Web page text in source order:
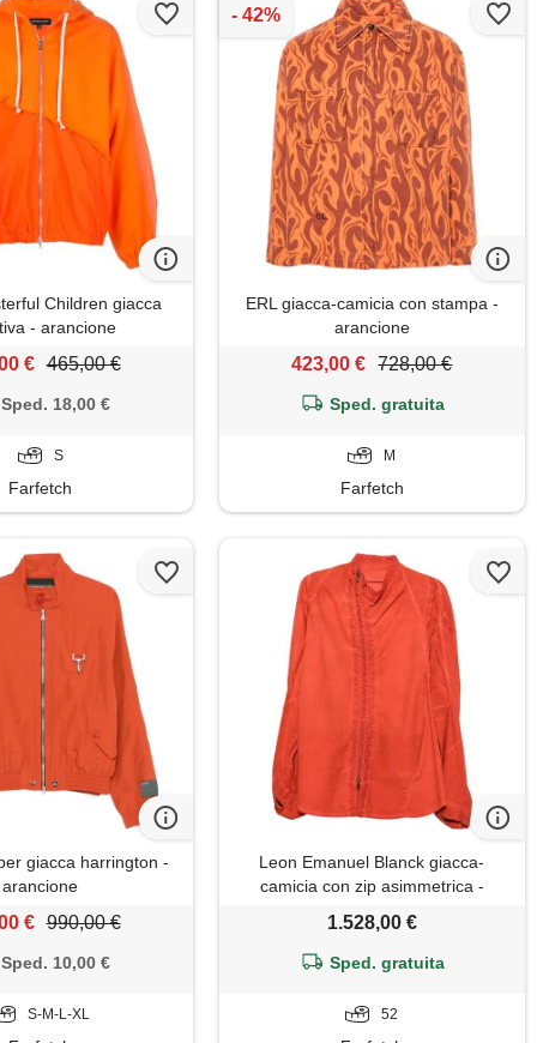
Children giacca
- arancione
€ 465,00 €
Sped. 18,00 €
S
Farfetch
ERL giacca-camicia con stampa -
arancione
423,00 € 728,00 €
Sped. gratuita
M
Farfetch
giacca harrington -
arancione
€ 990,00 €
Sped. 10,00 €
S-M-L-XL
Leon Emanuel Blanck giacca-
camicia con zip asimmetrica -
arancione
1.528,00 €
Sped. gratuita
52